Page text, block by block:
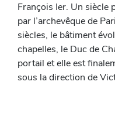
François Ier. Un siècle
par l’archevêque de
siècles, le bâtiment
chapelles, le Duc de
portail et elle est
sous la direction de